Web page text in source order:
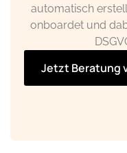
automatisch
onboardet und
Jetzt Beratung